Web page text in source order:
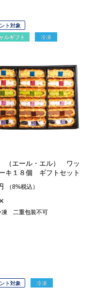
ト対象
ルギフト
冷凍
（エール・エル） ワッ
キ１８個 ギフトセット
（8%税込）
凍 二重包装不可
ト対象 冷凍